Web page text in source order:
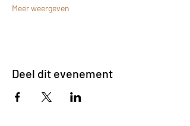
Meer weergeven
Deel dit evenement